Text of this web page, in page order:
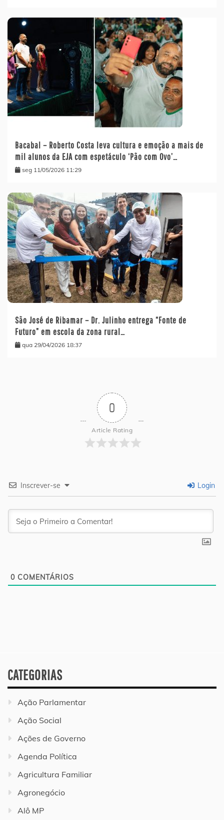
Bacabal – Roberto Costa leva cultura e emoção a mais de
mil alunos da EJA com espetáculo ‘Pão com Ovo’…
seg 11/05/2026 11:29
São José de Ribamar – Dr. Julinho entrega “Fonte de
Futuro” em escola da zona rural…
qua 29/04/2026 18:37
0
Article Rating
Inscrever-se Login
0 COMENTÁRIOS
CATEGORIAS
Ação Parlamentar
Ação Social
Ações de Governo
Agenda Política
Agricultura Familiar
Agronegócio
Alô MP